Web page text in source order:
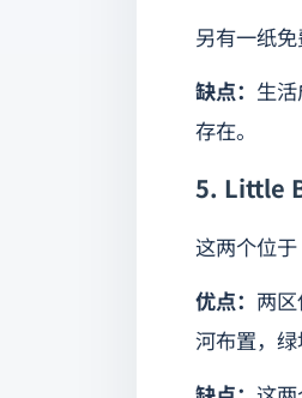
另有一纸
缺点： 生
存在。
5. Little
这两个位
优点： 两
河布置，